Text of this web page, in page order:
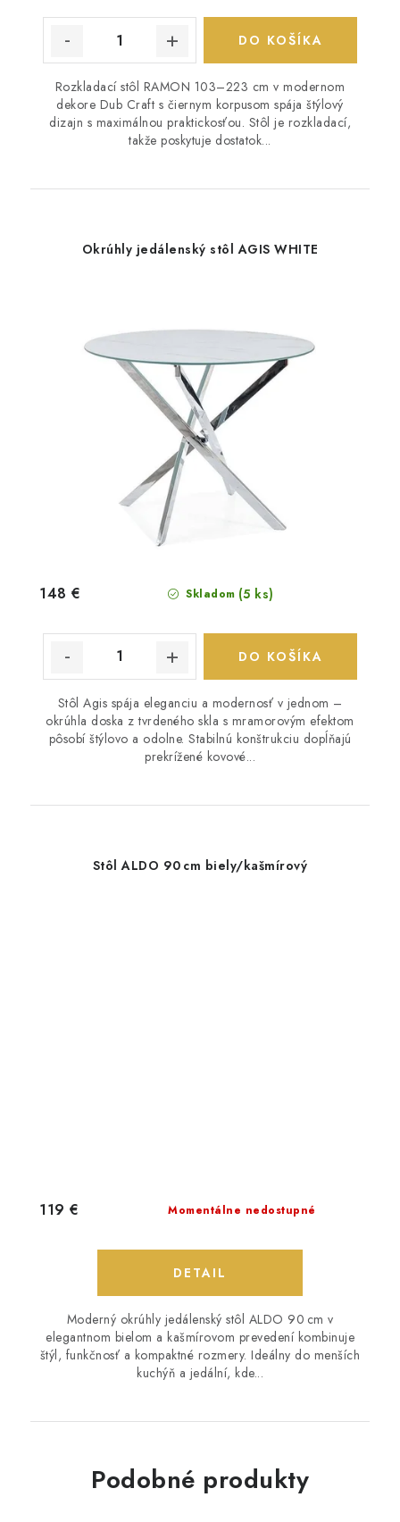
DO KOŠÍKA
Rozkladací stôl RAMON 103–223 cm v modernom
dekore Dub Craft s čiernym korpusom spája štýlový
dizajn s maximálnou praktickosťou. Stôl je rozkladací,
takže poskytuje dostatok...
Okrúhly jedálenský stôl AGIS WHITE
Skladom (5 ks)
148 €
DO KOŠÍKA
Stôl Agis spája eleganciu a modernosť v jednom –
okrúhla doska z tvrdeného skla s mramorovým efektom
pôsobí štýlovo a odolne. Stabilnú konštrukciu dopĺňajú
prekrížené kovové...
Stôl ALDO 90 cm biely/kašmírový
Momentálne nedostupné
119 €
DETAIL
Moderný okrúhly jedálenský stôl ALDO 90 cm v
elegantnom bielom a kašmírovom prevedení kombinuje
štýl, funkčnosť a kompaktné rozmery. Ideálny do menších
kuchýň a jedální, kde...
Podobné produkty